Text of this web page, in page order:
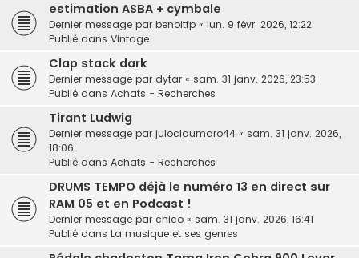
estimation ASBA + cymbale
Dernier message par benoitfp « lun. 9 févr. 2026, 12:22
Publié dans Vintage
Clap stack dark
Dernier message par dytar « sam. 31 janv. 2026, 23:53
Publié dans Achats - Recherches
Tirant Ludwig
Dernier message par juloclaumaro44 « sam. 31 janv. 2026,
18:06
Publié dans Achats - Recherches
DRUMS TEMPO déjà le numéro 13 en direct sur
RAM 05 et en Podcast !
Dernier message par chico « sam. 31 janv. 2026, 16:41
Publié dans La musique et ses genres